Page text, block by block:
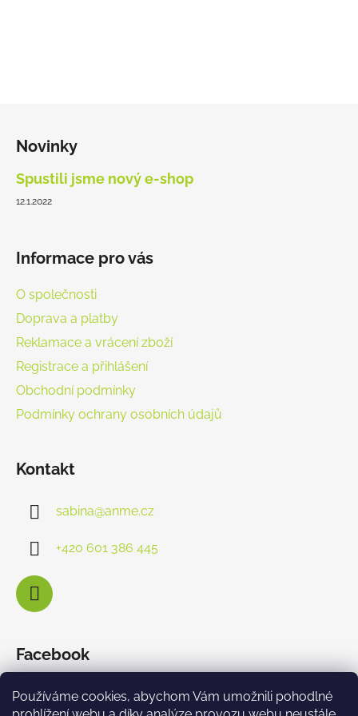
Používáme cookies, abychom Vám umožnili pohodlné
Novinky
Spustili jsme nový e-shop
12.1.2022
Informace pro vás
O společnosti
Doprava a platby
Reklamace a vrácení zboží
Registrace a přihlášení
Obchodní podmínky
Podmínky ochrany osobních údajů
Kontakt
sabina@anme.cz
+420 601 386 445
Facebook